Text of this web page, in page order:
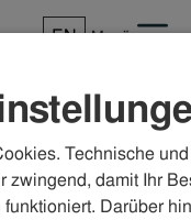
EN Menü
Technische
zwingend, damit Ihr
Darüber